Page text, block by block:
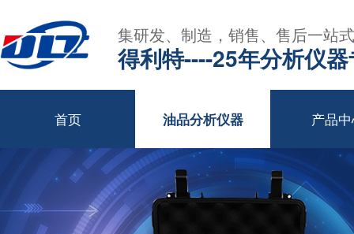
集研发、制造，销售、售后一站
得利特----25年分析仪
首页 油品分析仪器 产品